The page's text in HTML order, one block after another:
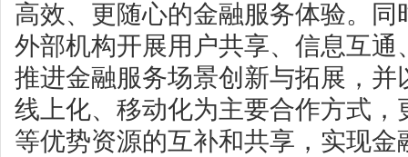
高效、更随心的金融服务体验。
外部机构开展用户共享、信息互通
推进金融服务场景创新与拓展，并
线上化、移动化为主要合作方式，
等优势资源的互补和共享，实现